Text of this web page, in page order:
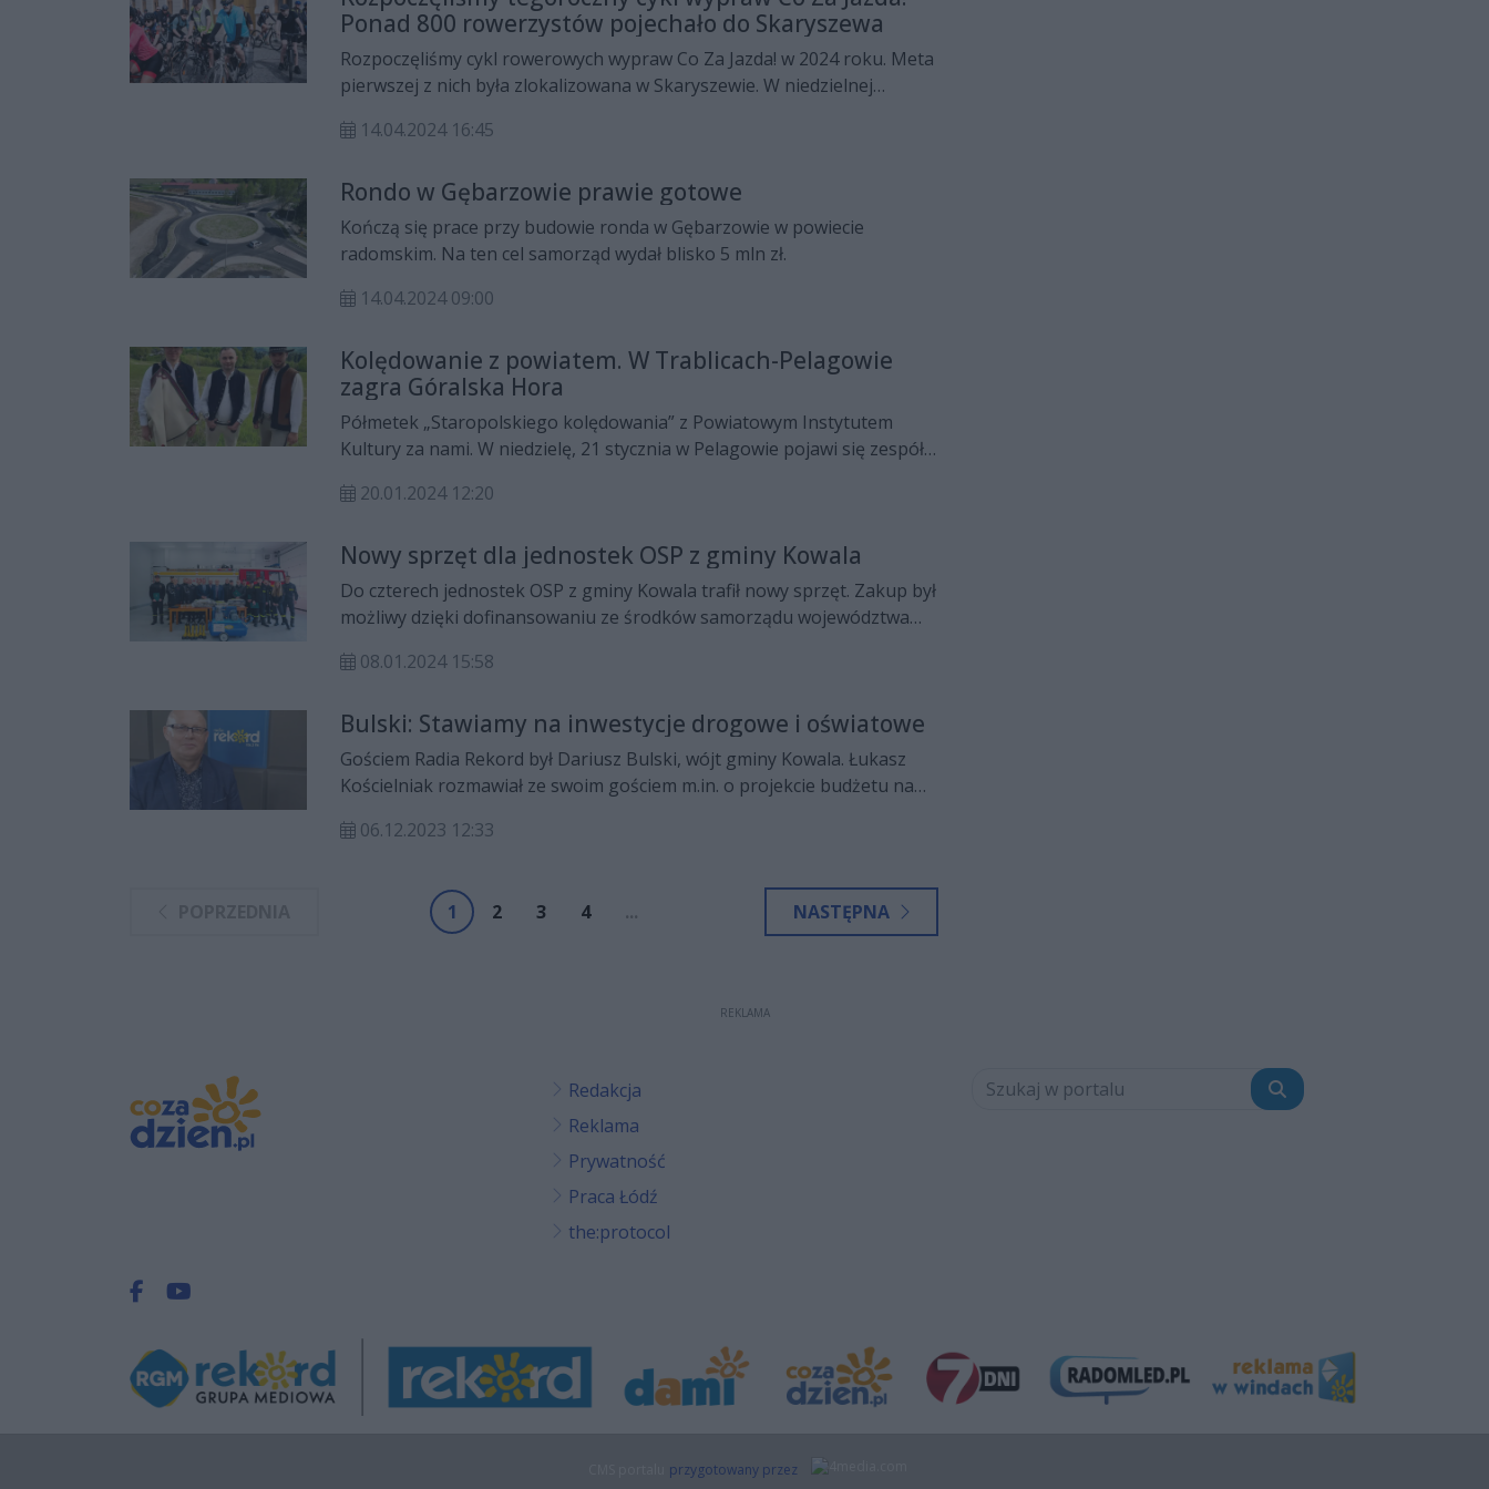
Ponad 800 rowerzystów pojechało do Skaryszewa
Rozpoczęliśmy cykl rowerowych wypraw Co Za Jazda! w 2024 roku. Meta
pierwszej z nich była zlokalizowana w Skaryszewie. W niedzielnej
14.04.2024 16:45
Rondo w Gębarzowie prawie gotowe
Kończą się prace przy budowie ronda w Gębarzowie w powiecie
radomskim. Na ten cel samorząd wydał blisko 5 mln zł.
14.04.2024 09:00
Kolędowanie z powiatem. W Trablicach-Pelagowie
zagra Góralska Hora
Półmetek „Staropolskiego kolędowania” z Powiatowym Instytutem
Kultury za nami. W niedzielę, 21 stycznia w Pelagowie pojawi się zespół
20.01.2024 12:20
Nowy sprzęt dla jednostek OSP z gminy Kowala
Do czterech jednostek OSP z gminy Kowala trafił nowy sprzęt. Zakup był
możliwy dzięki dofinansowaniu ze środków samorządu województwa
08.01.2024 15:58
Bulski: Stawiamy na inwestycje drogowe i oświatowe
Gościem Radia Rekord był Dariusz Bulski, wójt gminy Kowala. Łukasz
Kościelniak rozmawiał ze swoim gościem m.in. o projekcie budżetu na
hali sportowej przy PSP w Parznicach.
06.12.2023 12:33
1 2 3 4 ... NASTĘPNA
REKLAMA
Redakcja
Reklama
Prywatność
Praca Łódź
the:protocol
Szukaj
Facebook.com
Youtube.com
przygotowany przez